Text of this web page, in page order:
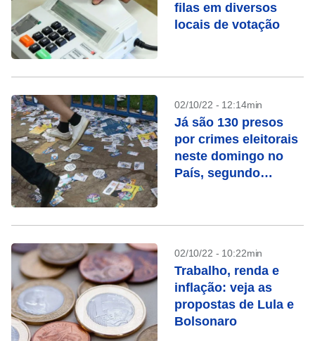
filas em diversos
locais de votação
02/10/22 - 12:14min
Já são 130 presos
por crimes eleitorais
neste domingo no
País, segundo
02/10/22 - 10:22min
Trabalho, renda e
inflação: veja as
propostas de Lula e
Bolsonaro